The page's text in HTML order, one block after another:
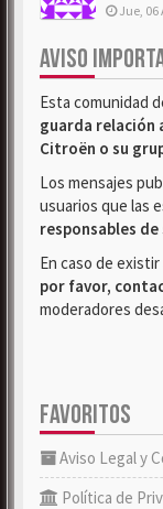
Jue, 06
AVISO
Esta comunidad
guarda relación
Citroën o su
Los mensajes
usuarios que las
responsables
En caso de
por favor,
moderadores
FAVORITOS
Aviso Legal y
Política de